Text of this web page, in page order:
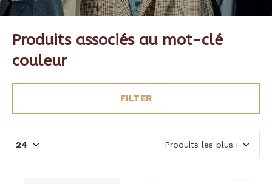
Produits associés au mot-clé
couleur
FILTER